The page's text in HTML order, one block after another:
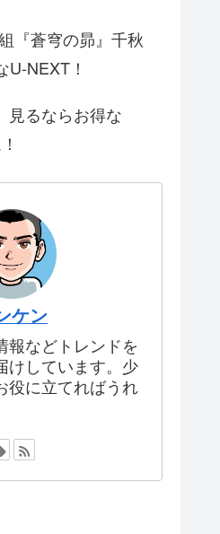
『蒼穹の昴』千秋
NEXT！
見るならお得な
ケン
報などトレンドを
けしています。少
役に立てればうれ